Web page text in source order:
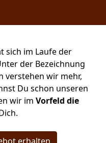
sich im Laufe der
der Bezeichnung
verstehen wir mehr,
Du schon unseren
wir im Vorfeld die